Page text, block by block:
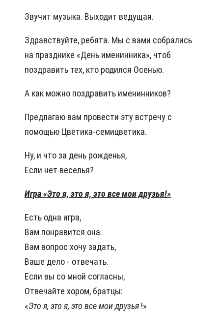
Звучит музыка. Выходит ведущая.
Здравствуйте, ребята. Мы с вами собрались
на празднике «День именинника», чтоб
поздравить тех, кто родился Осенью.
А как можно поздравить именинников?
Предлагаю вам провести эту встречу с
помощью Цветика-семицветика.
Ну, и что за день рожденья,
Если нет веселья?
Игра «Это я, это я, это все мои друзья!»
Есть одна игра,
Вам понравится она.
Вам вопрос хочу задать,
Ваше дело - отвечать.
Если вы со мной согласны,
Отвечайте хором, братцы:
«Это я, это я, это все мои друзья !»